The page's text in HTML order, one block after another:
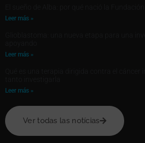
Leer más »
Leer más »
Leer más »
Ver todas las notícias